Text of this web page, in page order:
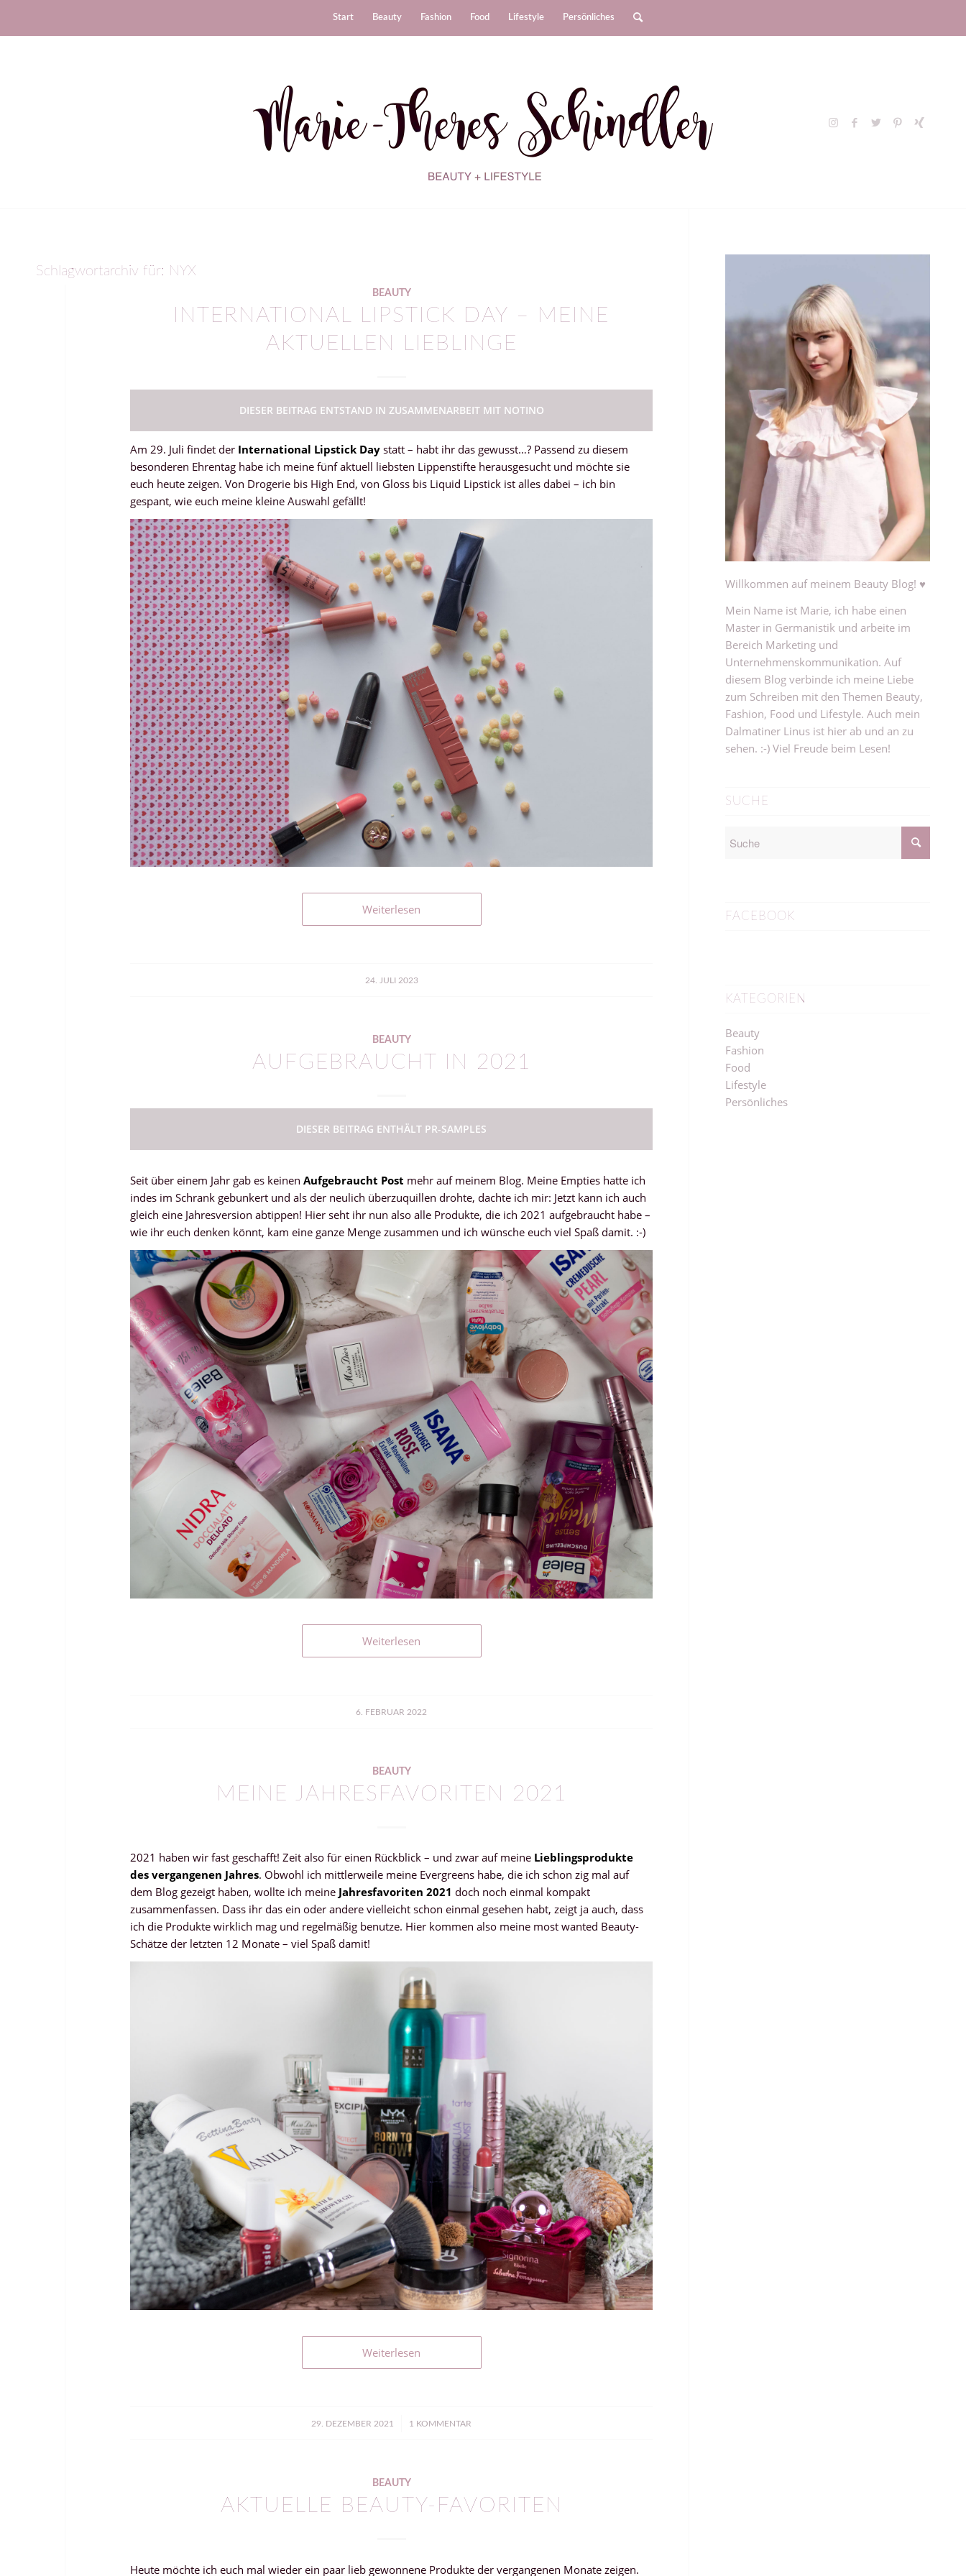
Start Beauty Fashion Food Lifestyle Persönliches
Schlagwortarchiv für: NYX
BEAUTY
INTERNATIONAL LIPSTICK DAY – MEINE
AKTUELLEN LIEBLINGE
DIESER BEITRAG ENTSTAND IN ZUSAMMENARBEIT MIT NOTINO
Am 29. Juli findet der International Lipstick Day statt – habt ihr das gewusst…? Passend zu diesem
besonderen Ehrentag habe ich meine fünf aktuell liebsten Lippenstifte herausgesucht und möchte sie
euch heute zeigen. Von Drogerie bis High End, von Gloss bis Liquid Lipstick ist alles dabei – ich bin
gespant, wie euch meine kleine Auswahl gefällt!
Weiterlesen
24. JULI 2023
BEAUTY
AUFGEBRAUCHT IN 2021
DIESER BEITRAG ENTHÄLT PR-SAMPLES
Seit über einem Jahr gab es keinen Aufgebraucht Post mehr auf meinem Blog. Meine Empties hatte ich
indes im Schrank gebunkert und als der neulich überzuquillen drohte, dachte ich mir: Jetzt kann ich auch
gleich eine Jahresversion abtippen! Hier seht ihr nun also alle Produkte, die ich 2021 aufgebraucht habe –
wie ihr euch denken könnt, kam eine ganze Menge zusammen und ich wünsche euch viel Spaß damit. :-)
Weiterlesen
6. FEBRUAR 2022
BEAUTY
MEINE JAHRESFAVORITEN 2021
2021 haben wir fast geschafft! Zeit also für einen Rückblick – und zwar auf meine Lieblingsprodukte
des vergangenen Jahres. Obwohl ich mittlerweile meine Evergreens habe, die ich schon zig mal auf
dem Blog gezeigt haben, wollte ich meine Jahresfavoriten 2021 doch noch einmal kompakt
zusammenfassen. Dass ihr das ein oder andere vielleicht schon einmal gesehen habt, zeigt ja auch, dass
ich die Produkte wirklich mag und regelmäßig benutze. Hier kommen also meine most wanted Beauty-
Schätze der letzten 12 Monate – viel Spaß damit!
Weiterlesen
29. DEZEMBER 2021
/ 1 KOMMENTAR
BEAUTY
AKTUELLE BEAUTY-FAVORITEN
Heute möchte ich euch mal wieder ein paar lieb gewonnene Produkte der vergangenen Monate zeigen.
Willkommen auf meinem Beauty Blog! ♥
Mein Name ist Marie, ich habe einen
Master in Germanistik und arbeite im
Bereich Marketing und
Unternehmenskommunikation. Auf
diesem Blog verbinde ich meine Liebe
zum Schreiben mit den Themen Beauty,
Fashion, Food und Lifestyle. Auch mein
Dalmatiner Linus ist hier ab und an zu
sehen. :-) Viel Freude beim Lesen!
SUCHE
FACEBOOK
KATEGORIEN
Beauty
Fashion
Food
Lifestyle
Persönliches